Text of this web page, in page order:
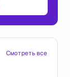
Смотреть все